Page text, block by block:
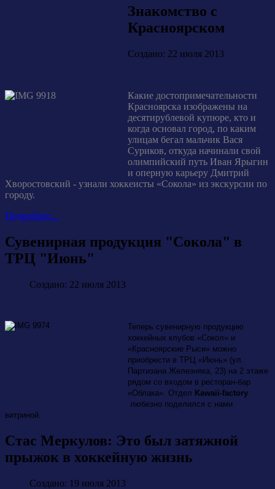
Знакомство с
Красноярском
Создано: 22 июля 2013
Какие достопримечательности
Красноярска изображены на
десятирублевой купюре, кто и
когда основал город, по каким
улицам бегал мальчик Вася
Суриков, откуда начинали свой
олимпийский путь Иван Ярыгин
и оперную карьеру Дмитрий
Хворостовский - узнали хоккеисты «Сокола» из экскурсии по
городу.
Подробнее...
Сувенирная продукция "Сокола" в
ТРЦ "Июнь"
Создано: 22 июля 2013
Теперь сувенирную продукцию
хоккейных клубов «Сокол» и
«Красноярские Рыси» можно
приобрести в ТРЦ «Июнь» (ул.
Партизана Железняка, 23) на 2 этаже
рядом со входом в ресторан-бар
«Облака». Отдел Kawaii-factory
любезно поделился с нами
витриной.
Стас Меркулов: Это был затяжной
прыжок в хоккейную жизнь
Создано: 19 июля 2013